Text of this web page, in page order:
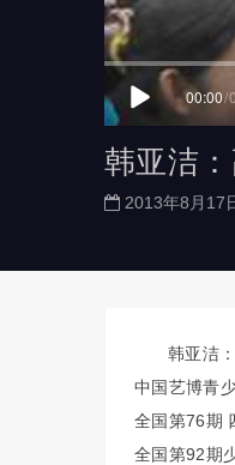
00:00/
韩亚洁
2013年8月17
韩亚洁：
中国艺博青
全国第76期
全国第92期